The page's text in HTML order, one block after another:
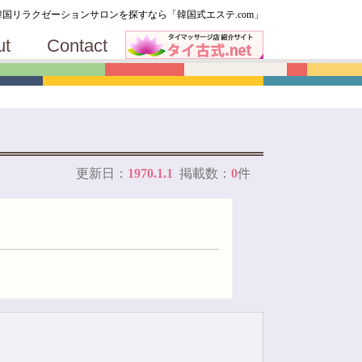
関
国リラクゼーションサロンを探すなら「韓国式エステ.com」
Contact
更新日： 1970.1.1 掲載数： 0件